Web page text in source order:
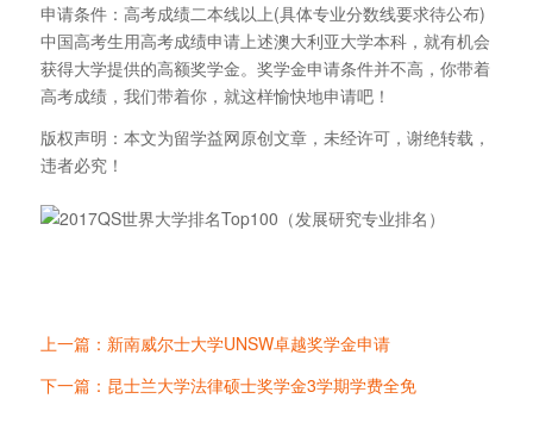
申请条件：高考成绩二本线以上(具体专业分数线要求待公布)
中国高考生用高考成绩申请上述澳大利亚大学本科，就有机会
获得大学提供的高额奖学金。奖学金申请条件并不高，你带着
高考成绩，我们带着你，就这样愉快地申请吧！
版权声明：本文为留学益网原创文章，未经许可，谢绝转载，
违者必究！
上一篇：新南威尔士大学UNSW卓越奖学金申请
下一篇：昆士兰大学法律硕士奖学金3学期学费全免